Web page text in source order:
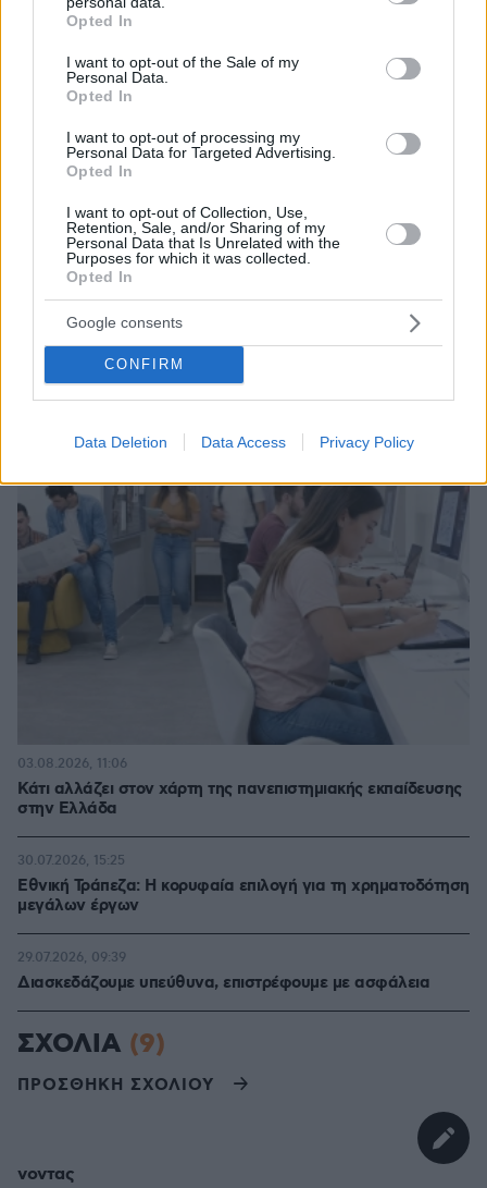
grant or deny consent to Google and its third-party tags to
use your data for below specified purposes in below Google
consent section.
Opted In
I want to opt-out of the Sale of my
Personal Data.
Opted In
I want to opt-out of processing my
Personal Data for Targeted Advertising.
Opted In
I want to opt-out of Collection, Use,
Retention, Sale, and/or Sharing of my
Personal Data that Is Unrelated with the
Purposes for which it was collected.
Opted In
Google consents
CONFIRM
Data Deletion Data Access Privacy Policy
Τα φιλιά της Γαρυφαλλιάς Καληφώνη με τον Χρήστο
23.07.2024, 19:57
Thema Insights
Κάτι αλλάζει στον χάρτη της πανεπιστημιακής εκπαίδευσης
στην Ελλάδα
03.08.2026, 11:06
Εθνική Τράπεζα: Η κορυφαία επιλογή για τη χρηματοδότηση
μεγάλων έργων
30.07.2026, 15:25
Διασκεδάζουμε υπεύθυνα, επιστρέφουμε με ασφάλεια
29.07.2026, 09:39
ΣΧΟΛΙΑ (9)
ΠΡΟΣΘΗΚΗ ΣΧΟΛΙΟΥ
νοντας